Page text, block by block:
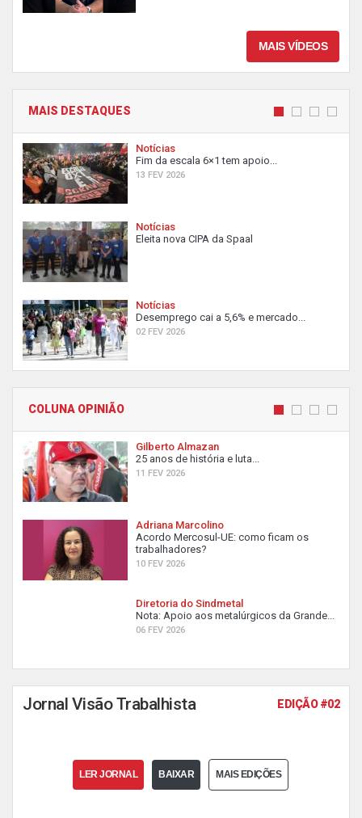
MAIS VÍDEOS
MAIS DESTAQUES
Notícias
Fim da escala 6×1 tem apoio...
13 FEV 2026
Notícias
Eleita nova CIPA da Spaal
Notícias
Desemprego cai a 5,6% e mercado...
02 FEV 2026
COLUNA OPINIÃO
Gilberto Almazan
25 anos de história e luta...
11 FEV 2026
Adriana Marcolino
Acordo Mercosul-UE: como ficam os
trabalhadores?
10 FEV 2026
Diretoria do Sindmetal
Nota: Apoio aos metalúrgicos da Grande...
06 FEV 2026
Jornal Visão Trabalhista EDIÇÃO #02
LER JORNAL BAIXAR MAIS EDIÇÕES